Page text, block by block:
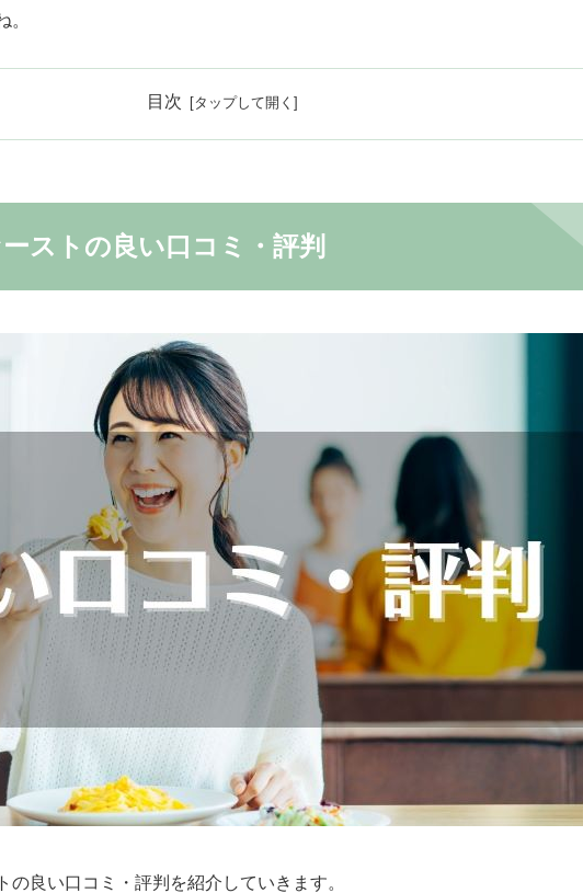
。
目次
ストの良い口コミ・評判
の良い口コミ・評判を紹介していきます。